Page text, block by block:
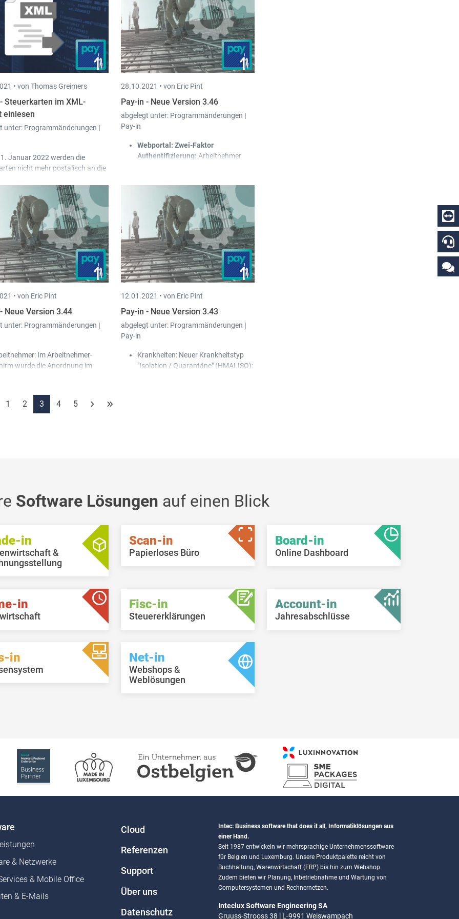
Lohnart vom
Beitrag
wurde der Betrag von 31€
35€ erhöht, für Arbeitnehmer mit
Brutto ab 300€.
> ADEM: Die Menu-
wurde mit der ADEM-
(adem.public.lu)
• von Thomas Greimers
Steuerkarten im XML-
einlesen
unter: Programmänderungen |
Januar 2022 werden die
nicht mehr postalisch an die
über das Online Portal
zur Verfügung gestellt.
28.10.2021 • von Eric Pint
Pay-in - Neue Version 3.46
abgelegt unter: Programmänderungen |
Pay-in
Webportal: Zwei-Faktor
Authentifizierung: Arbeitnehmer
Der zweite Faktor ist ein
Einmalpasswort, was alle 30
Sekunden ändert (TOTP), und was
man über eine getrennte
Authenticator App erhält.
Unterstützte Apps sind Google
Authenticator, Microsoft
Authenticator, Sophos Authenticator
usw.
Ausdrucke: STI:Die neue Version
des Ausdrucks "Arbeitgeberantrag
ärztliche Untersuchung" wurde als
• von Eric Pint
Neue Version 3.44
unter: Programmänderungen |
Im Arbeitnehmer-
wurde die Anordnung im
D aufrufbar.
12.01.2021 • von Eric Pint
Pay-in - Neue Version 3.43
abgelegt unter: Programmänderungen |
Pay-in
Krankheiten: Neuer Krankheitstyp
"Isolation / Quarantäne" (HMALISO):
wird als Anzahl Stunden
automatisch das Saldo der Gleitzeit
Automatismus greift sowohl bei
Löhnen (es sei denn die Lohnart ist
mit einer Menge beim Arbeitnehmer
hinterlegt), als auch bei
1 2 3 4 5
Software Lösungen auf einen Blick
in
&
Scan-in
Papierloses Büro
Board-in
Online Dashboard
in Fisc-in
Steuererklärungen
Account-in
Jahresabschlüsse
in Net-in
Webshops &
Weblösungen
& Netzwerke
& Mobile Office
& E-Mails
Cloud
Referenzen
Support
Über uns
Datenschutz
Intec: Business software that does it all, Informatiklösungen aus
einer Hand.
Seit 1987 entwickeln wir mehrsprachige Unternehmenssoftware
für Belgien und Luxemburg. Unsere Produktpalette reicht von
Buchhaltung, Warenwirtschaft (ERP) bis hin zum Webshop.
Zudem bieten wir Planung, Inbetriebnahme und Wartung von
Computersystemen und Rechnernetzen.
Inteclux Software Engineering SA
Gruuss-Strooss 38 | L-9991 Weiswampach